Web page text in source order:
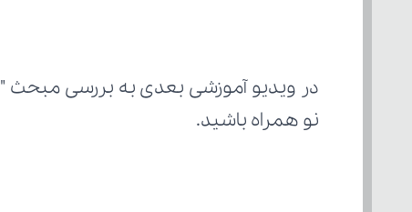
در ویدیو آموزشی بعدی به بررسی مبحث "
نو همراه باشید.